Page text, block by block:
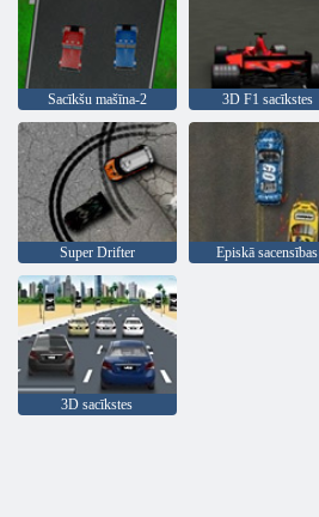
Sacīkšu mašīna-2 3D F1 sacīkstes
Super Drifter Episkā sacensības
3D sacīkstes